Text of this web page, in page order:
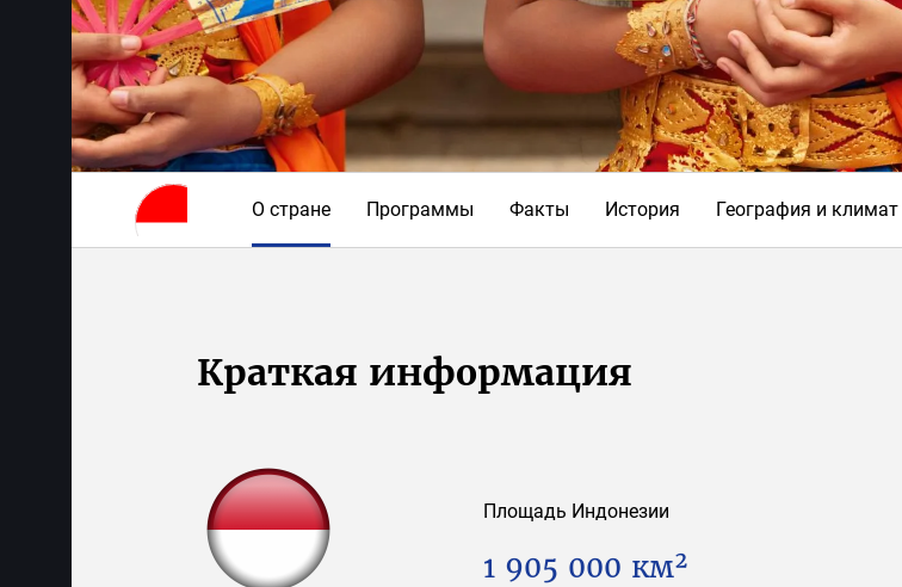
О стране Программы Факты История География и климат
Краткая информация
Площадь Индонезии
1 905 000 км²